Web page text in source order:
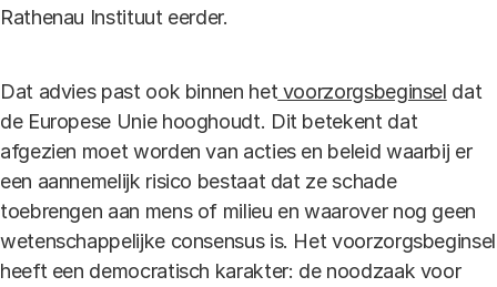
Rathenau Instituut eerder.
Dat advies past ook binnen het voorzorgsbeginsel dat
de Europese Unie hooghoudt. Dit betekent dat
afgezien moet worden van acties en beleid waarbij er
een aannemelijk risico bestaat dat ze schade
toebrengen aan mens of milieu en waarover nog geen
wetenschappelijke consensus is. Het voorzorgsbeginsel
heeft een democratisch karakter: de noodzaak voor